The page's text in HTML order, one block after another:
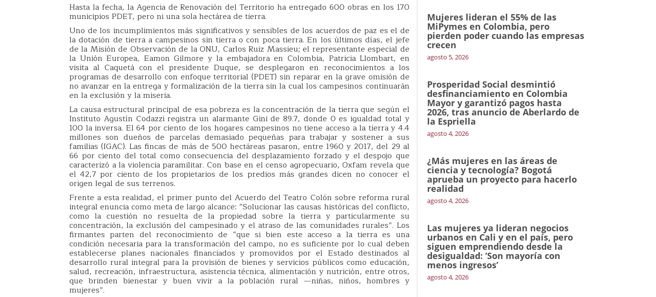
Hasta la fecha, la Agencia de Renovación del Territorio ha entregado 600 obras en los 170
municipios PDET, pero ni una sola hectárea de tierra.
Uno de los incumplimientos más significativos y sensibles de los acuerdos de paz es el de
la dotación de tierra a campesinos sin tierra o con poca tierra. En los últimos días, el jefe
de la Misión de Observación de la ONU, Carlos Ruiz Massieu; el representante especial de
la Unión Europea, Eamon Gilmore y la embajadora en Colombia, Patricia Llombart, en
visita al Caquetá con el presidente Duque, se desplegaron en reconocimientos a los
programas de desarrollo con enfoque territorial (PDET) sin reparar en la grave omisión de
no avanzar en la entrega y formalización de la tierra sin la cual los campesinos continuarán
en la exclusión y la miseria.
La causa estructural principal de esa pobreza es la concentración de la tierra que según el
Instituto Agustín Codazzi registra un alarmante Gini de 89.7, donde 0 es igualdad total y
100 la inversa. El 64 por ciento de los hogares campesinos no tiene acceso a la tierra y 4.4
millones son dueños de parcelas demasiado pequeñas para trabajar y sostener a sus
familias (IGAC). Las fincas de más de 500 hectáreas pasaron, entre 1960 y 2017, del 29 al
66 por ciento del total como consecuencia del desplazamiento forzado y el despojo que
caracterizó a la violencia paramilitar. Con base en el censo agropecuario, Oxfam revela que
el 42,7 por ciento de los propietarios de los predios más grandes dicen no conocer el
origen legal de sus terrenos.
Frente a esta realidad, el primer punto del Acuerdo del Teatro Colón sobre reforma rural
integral enuncia como meta de largo alcance: “Solucionar las causas históricas del conflicto,
como la cuestión no resuelta de la propiedad sobre la tierra y particularmente su
concentración, la exclusión del campesinado y el atraso de las comunidades rurales”. Los
firmantes parten del reconocimiento de “que si bien este acceso a la tierra es una
condición necesaria para la transformación del campo, no es suficiente por lo cual deben
establecerse planes nacionales financiados y promovidos por el Estado destinados al
desarrollo rural integral para la provisión de bienes y servicios públicos como educación,
salud, recreación, infraestructura, asistencia técnica, alimentación y nutrición, entre otros,
que brinden bienestar y buen vivir a la población rural —niñas, niños, hombres y
mujeres”.
Mujeres lideran el 55% de las
MiPymes en Colombia, pero
pierden poder cuando las empresas
crecen
agosto 5, 2026
Prosperidad Social desmintió
desfinanciamiento en Colombia
Mayor y garantizó pagos hasta
2026, tras anuncio de Aberlardo de
la Espriella
agosto 4, 2026
¿Más mujeres en las áreas de
ciencia y tecnología? Bogotá
aprueba un proyecto para hacerlo
realidad
agosto 4, 2026
Las mujeres ya lideran negocios
urbanos en Cali y en el país, pero
siguen emprendiendo desde la
desigualdad: ‘Son mayoría con
menos ingresos’
agosto 4, 2026